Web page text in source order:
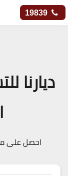
19839
ديارنا
احصل على